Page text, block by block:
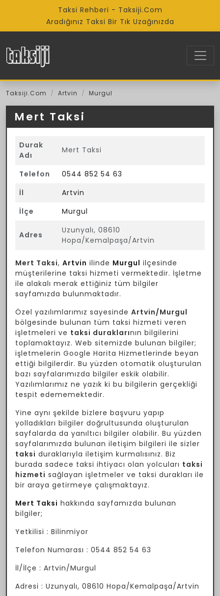
Taksi Rehberi - Taksiji.Com
Aradığınız Taksi Bir Tık Uzağınızda
Taksiji.Com Artvin Murgul
Mert Taksi
Durak
Adı
Mert Taksi
Telefon
0544 852 54 63
İl
Artvin
İlçe
Murgul
Adres
Uzunyalı, 08610
Hopa/Kemalpaşa/Artvin
Mert Taksi, Artvin ilinde Murgul ilçesinde
müşterilerine taksi hizmeti vermektedir. İşletme
ile alakalı merak ettiğiniz tüm bilgiler
sayfamızda bulunmaktadır.
Özel yazılımlarımız sayesinde Artvin/Murgul
bölgesinde bulunan tüm taksi hizmeti veren
işletmeleri ve taksi duraklarının bilgilerini
toplamaktayız. Web sitemizde bulunan bilgiler;
işletmelerin Google Harita Hizmetlerinde beyan
ettiği bilgilerdir. Bu yüzden otomatik oluşturulan
bazı sayfalarımızda bilgiler eskik olabilir.
Yazılımlarımız ne yazık ki bu bilgilerin gerçekliği
tespit edememektedir.
Yine aynı şekilde bizlere başvuru yapıp
yolladıkları bilgiler doğrultusunda oluşturulan
sayfalarda da yanıltıcı bilgiler olabilir. Bu yüzden
sayfalarımızda bulunan iletişim bilgileri ile sizler
taksi duraklarıyla iletişim kurmalısınız. Biz
burada sadece taksi ihtiyacı olan yolcuları taksi
hizmeti sağlayan işletmeler ve taksi durakları ile
bir araya getirmeye çalışmaktayız.
Mert Taksi hakkında sayfamızda bulunan
bilgiler;
Yetkilisi : Bilinmiyor
Telefon Numarası : 0544 852 54 63
İl/İlçe : Artvin/Murgul
Adresi : Uzunyalı, 08610 Hopa/Kemalpaşa/Artvin